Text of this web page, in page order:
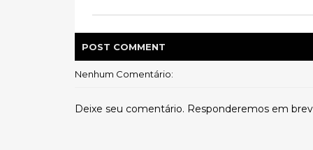
POST COMMENT
Nenhum Comentário:
Deixe seu comentário. Responderemos em